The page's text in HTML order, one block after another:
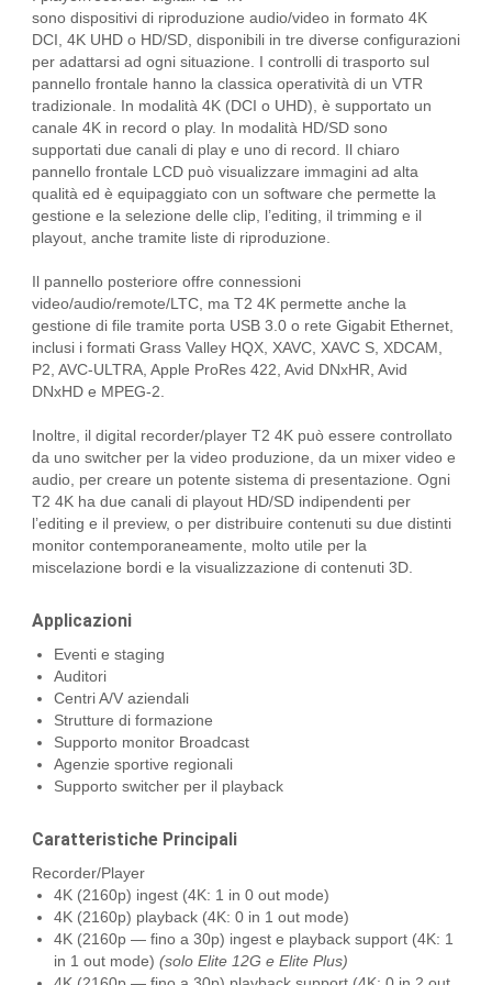
sono dispositivi di riproduzione audio/video in formato 4K
DCI, 4K UHD o HD/SD, disponibili in tre diverse configurazioni
per adattarsi ad ogni situazione. I controlli di trasporto sul
pannello frontale hanno la classica operatività di un VTR
tradizionale. In modalità 4K (DCI o UHD), è supportato un
canale 4K in record o play. In modalità HD/SD sono
supportati due canali di play e uno di record. Il chiaro
pannello frontale LCD può visualizzare immagini ad alta
qualità ed è equipaggiato con un software che permette la
gestione e la selezione delle clip, l’editing, il trimming e il
playout, anche tramite liste di riproduzione.
Il pannello posteriore offre connessioni
video/audio/remote/LTC, ma T2 4K permette anche la
gestione di file tramite porta USB 3.0 o rete Gigabit Ethernet,
inclusi i formati Grass Valley HQX, XAVC, XAVC S, XDCAM,
P2, AVC-ULTRA, Apple ProRes 422, Avid DNxHR, Avid
DNxHD e MPEG-2.
Inoltre, il digital recorder/player T2 4K può essere controllato
da uno switcher per la video produzione, da un mixer video e
audio, per creare un potente sistema di presentazione. Ogni
T2 4K ha due canali di playout HD/SD indipendenti per
l’editing e il preview, o per distribuire contenuti su due distinti
monitor contemporaneamente, molto utile per la
miscelazione bordi e la visualizzazione di contenuti 3D.
Applicazioni
Eventi e staging
Auditori
Centri A/V aziendali
Strutture di formazione
Supporto monitor Broadcast
Agenzie sportive regionali
Supporto switcher per il playback
Caratteristiche Principali
Recorder/Player
4K (2160p) ingest (4K: 1 in 0 out mode)
4K (2160p) playback (4K: 0 in 1 out mode)
4K (2160p — fino a 30p) ingest e playback support (4K: 1
in 1 out mode) (solo Elite 12G e Elite Plus)